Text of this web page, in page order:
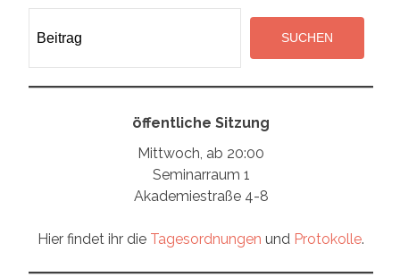
Suchen
SUCHEN
öffentliche Sitzung
Mittwoch, ab 20:00
Seminarraum 1
Akademiestraße 4-8
Hier findet ihr die Tagesordnungen und Protokolle.